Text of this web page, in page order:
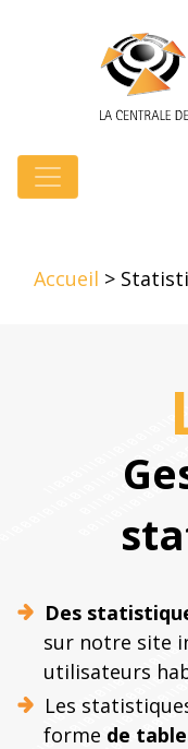
Accueil >
Des
sur notre site
utilisateurs
Les
forme de